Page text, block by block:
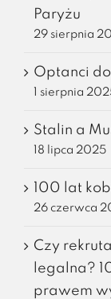
Paryżu
29 sierpnia
Optanci
1 sierpnia
Stalin a
18 lipca 2025
100 lat
26 czerwca
Czy
legalna?
prawem